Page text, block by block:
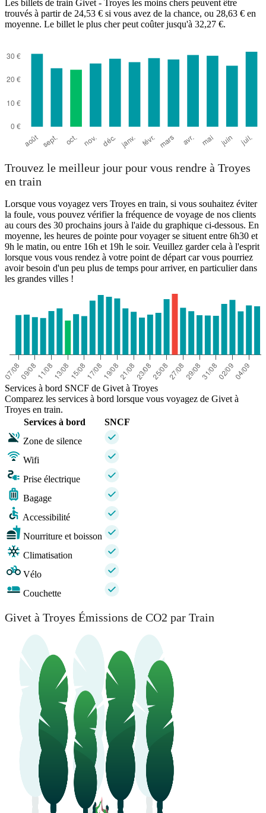
Les billets de train Givet - Troyes les moins chers peuvent être
trouvés à partir de 24,53 € si vous avez de la chance, ou 28,63 € en
moyenne. Le billet le plus cher peut coûter jusqu'à 32,27 €.
Trouvez le meilleur jour pour vous rendre à Troyes
en train
Lorsque vous voyagez vers Troyes en train, si vous souhaitez éviter
la foule, vous pouvez vérifier la fréquence de voyage de nos clients
au cours des 30 prochains jours à l'aide du graphique ci-dessous. En
moyenne, les heures de pointe pour voyager se situent entre 6h30 et
9h le matin, ou entre 16h et 19h le soir. Veuillez garder cela à l'esprit
lorsque vous vous rendez à votre point de départ car vous pourriez
avoir besoin d'un peu plus de temps pour arriver, en particulier dans
les grandes villes !
Services à bord SNCF de Givet à Troyes
Comparez les services à bord lorsque vous voyagez de Givet à
Troyes en train.
Services à bord
SNCF
Zone de silence
Wifi
Prise électrique
Bagage
Accessibilité
Nourriture et boisson
Climatisation
Vélo
Couchette
Givet à Troyes Émissions de CO2 par Train